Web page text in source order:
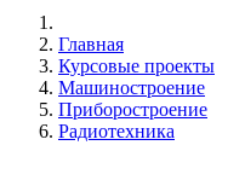
Главная
Курсовые проекты
Машиностроение
Приборостроение
Радиотехника